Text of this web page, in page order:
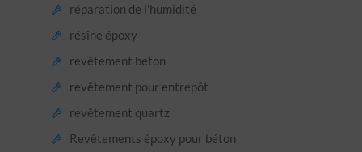
réparation de l'humidité
résine époxy
revêtement beton
revêtement pour entrepôt
revêtement quartz
Revêtements époxy pour béton‎